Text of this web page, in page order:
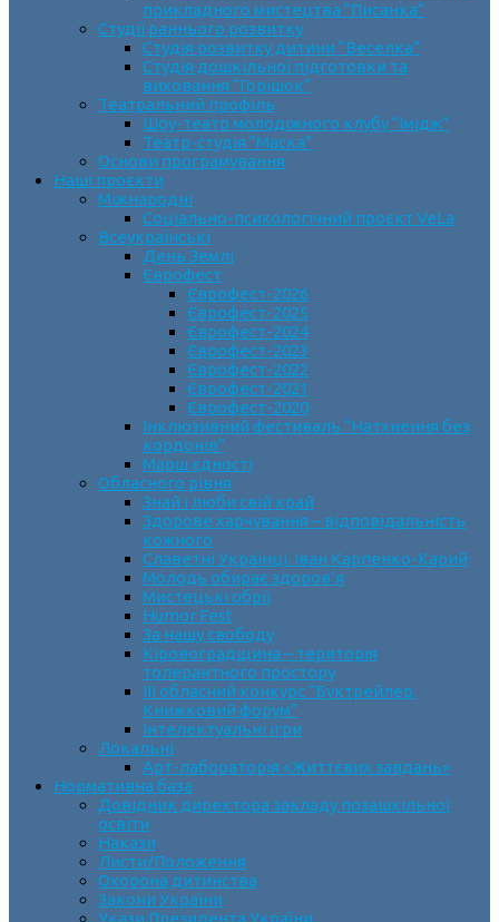
прикладного мистецтва “Писанка”
Студії раннього розвитку
Студія розвитку дитини “Веселка”
Студія дошкільної підготовки та
виховання “Горішок”
Театральний профіль
Шоу-театр молодіжного клубу “Імідж”
Театр-студія “Маска”
Основи програмування
Наші проєкти
Міжнародні
Соціально-психологічний проєкт VeLa
Всеукраїнські
День Землі
Єврофест
Єврофест-2026
Єврофест-2025
Єврофест-2024
Єврофест-2023
Єврофест-2022
Єврофест-2021
Єврофест-2020
Інклюзивний фестиваль “Натхнення без
кордонів”
Марш єдності
Обласного рівня
Знай і люби свій край
Здорове харчування – відповідальність
кожного
Славетні Українці. Іван Карпенко-Карий
Молодь обирає здоров’я
Мистецькі обрії
Humor Fest
За нашу свободу
Кіровоградщина – територія
толерантного простору
ІII обласний конкурс “Буктрейлер.
Книжковий форум”
Інтелектуальні ігри
Локальні
Арт-лабораторія «Життєвих завдань»
Нормативна база
Довідник директора закладу позашкільної
освіти
Накази
Листи/Положення
Охорона дитинства
Закони України
Укази Президента України